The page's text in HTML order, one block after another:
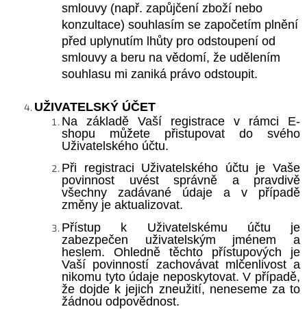
smlouvy (např. zapůjčení zboží nebo
konzultace) souhlasím se započetím plnění
před uplynutím lhůty pro odstoupení od
smlouvy a beru na vědomí, že udělením
souhlasu mi zaniká právo odstoupit.
UŽIVATELSKÝ ÚČET
Na základě Vaší registrace v rámci E-
shopu můžete přistupovat do svého
Uživatelského účtu.
Při registraci Uživatelského účtu je Vaše
povinnost uvést správně a pravdivě
všechny zadávané údaje a v případě
změny je aktualizovat.
Přístup k Uživatelskému účtu je
zabezpečen uživatelským jménem a
heslem. Ohledně těchto přístupových je
Vaší povinností zachovávat mlčenlivost a
nikomu tyto údaje neposkytovat. V případě,
že dojde k jejich zneužití, neneseme za to
žádnou odpovědnost.